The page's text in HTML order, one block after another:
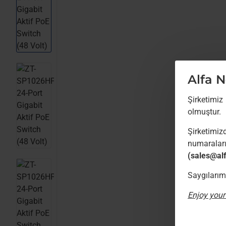
Alfa
olmuştur.
Enjoy